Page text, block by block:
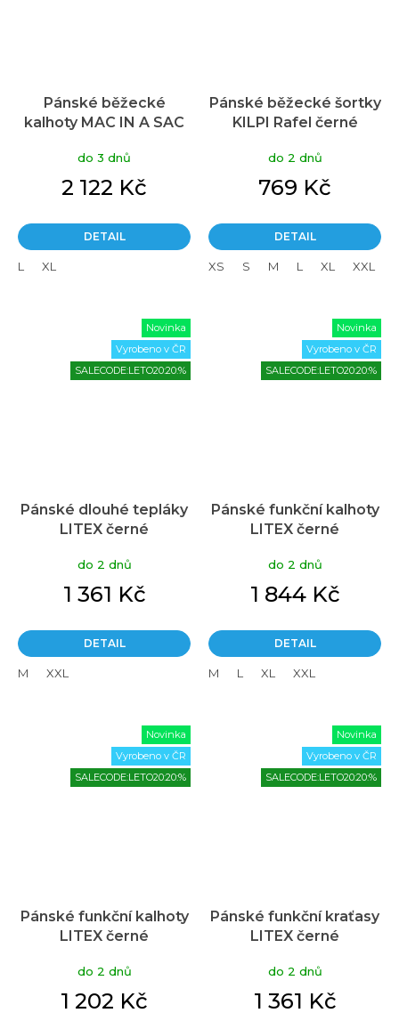
Pánské běžecké
kalhoty MAC IN A SAC
do 3 dnů
2 122 Kč
DETAIL
L XL
Pánské běžecké šortky
KILPI Rafel černé
do 2 dnů
769 Kč
DETAIL
XS S M L XL XXL
Novinka
Vyrobeno v ČR
SALECODE:LETO20:20:%
Pánské dlouhé tepláky
LITEX černé
do 2 dnů
1 361 Kč
DETAIL
M XXL
Novinka
Vyrobeno v ČR
SALECODE:LETO20:20:%
Pánské funkční kalhoty
LITEX černé
do 2 dnů
1 844 Kč
DETAIL
M L XL XXL
Novinka
Vyrobeno v ČR
SALECODE:LETO20:20:%
Pánské funkční kalhoty
LITEX černé
do 2 dnů
1 202 Kč
Novinka
Vyrobeno v ČR
SALECODE:LETO20:20:%
Pánské funkční kraťasy
LITEX černé
do 2 dnů
1 361 Kč